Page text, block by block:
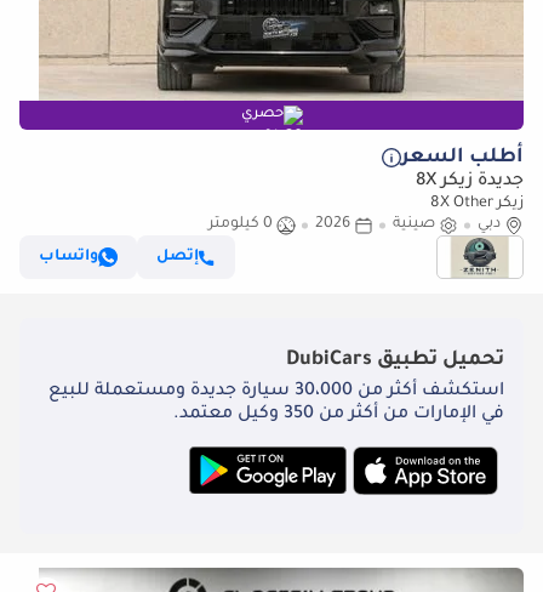
حصري
أطلب السعر
جديدة زيكر 8X
زيكر 8X Other
دبي
صينية 2026
0 كيلومتر
إتصل
واتساب
تحميل تطبيق DubiCars
استكشف أكثر من 30،000 سيارة جديدة ومستعملة للبيع
في الإمارات من أكثر من 350 وكيل معتمد.